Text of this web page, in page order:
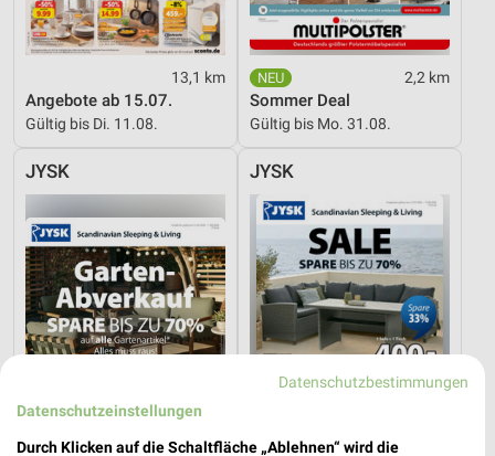
13,1 km
Angebote ab 15.07.
Gültig bis Di. 11.08.
2,2 km
Sommer Deal
Gültig bis Mo. 31.08.
JYSK JYSK
Datenschutzbestimmungen
Datenschutzeinstellungen
Durch Klicken auf die Schaltfläche „Ablehnen“ wird die